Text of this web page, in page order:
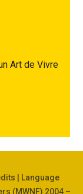
Art de Vivre
Language
(MWNF) 2004 –